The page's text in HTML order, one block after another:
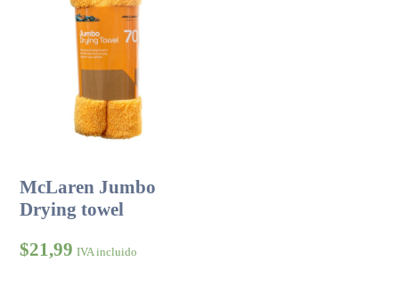
McLaren Jumbo
Drying towel
$21,99 IVA incluido